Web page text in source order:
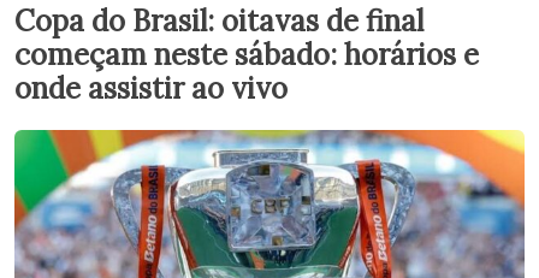
Copa do Brasil: oitavas de final
começam neste sábado: horários e
onde assistir ao vivo